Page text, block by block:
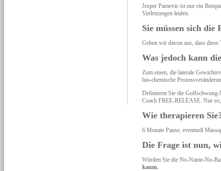
Jesper Parnevic ist nur ein
Verletzungen leiden.
Sie müssen sich
Gehen wir davon aus, dass
Was jedoch kann
Zum einen, die laterale
bio-chemische
Definieren Sie die
Coach FREE-RELEASE. Nur
Wie therapieren
6 Monate Pause, eventuell
Die Frage ist nun,
Würden Sie die No-Name-No-
kaum.